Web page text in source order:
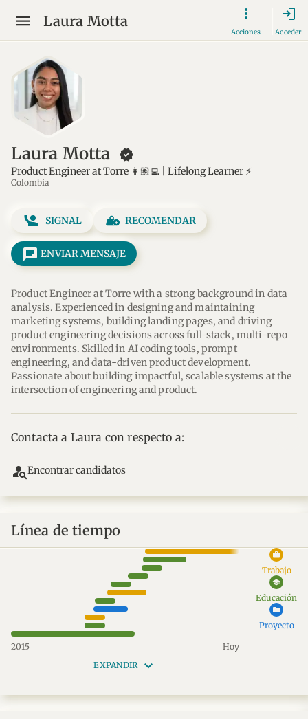
Laura Motta
Acciones
login
Acceder
Laura Motta new_releases
Product Engineer at Torre 👩🏽‍💻 | Lifelong Learner ⚡
Colombia
SIGNAL RECOMENDAR
message ENVIAR MENSAJE
Product Engineer at Torre with a strong background in data
analysis. Experienced in designing and maintaining
marketing systems, building landing pages, and driving
product engineering decisions across full-stack, multi-repo
environments. Skilled in AI coding tools, prompt
engineering, and data-driven product development.
Passionate about building impactful, scalable systems at the
intersection of engineering and product.
Contacta a Laura con respecto a:
person_search Encontrar candidatos
Línea de tiempo
work
Trabajo
school
Educación
folder
Proyecto
2015
Hoy
EXPANDIR keyboard_arrow_down